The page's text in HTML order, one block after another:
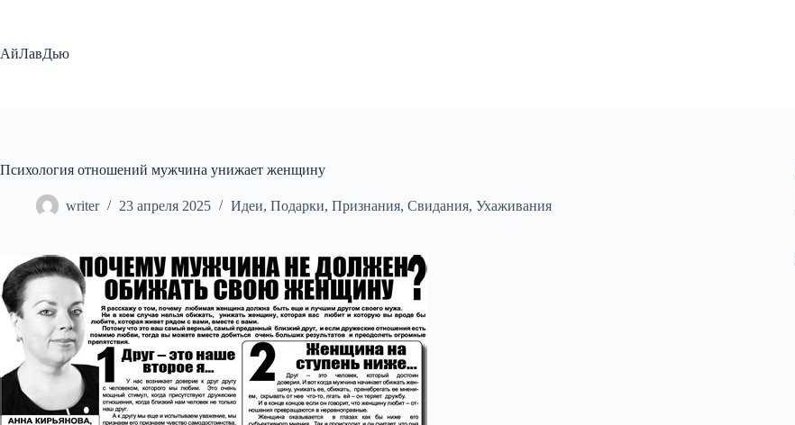
АйЛавДью
Психология отношений мужчина унижает женщину
writer 23 апреля 2025 Идеи, Подарки, Признания, Свидания, Ухаживания